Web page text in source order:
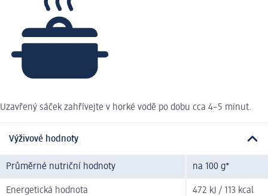
Uzavřený sáček zahřívejte v horké vodě po dobu cca 4–5 minut.
Výživové hodnoty
Průměrné nutriční hodnoty na 100 g*
Energetická hodnota 472 kJ / 113 kcal